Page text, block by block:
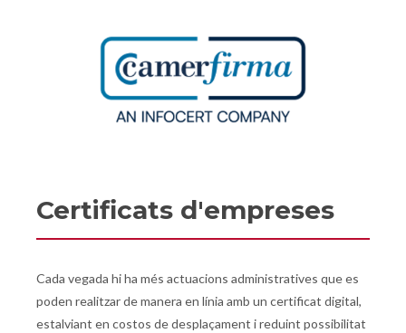
Certificats d'empreses
Cada vegada hi ha més actuacions administratives que es
poden realitzar de manera en línia amb un certificat digital,
estalviant en costos de desplaçament i reduint possibilitat